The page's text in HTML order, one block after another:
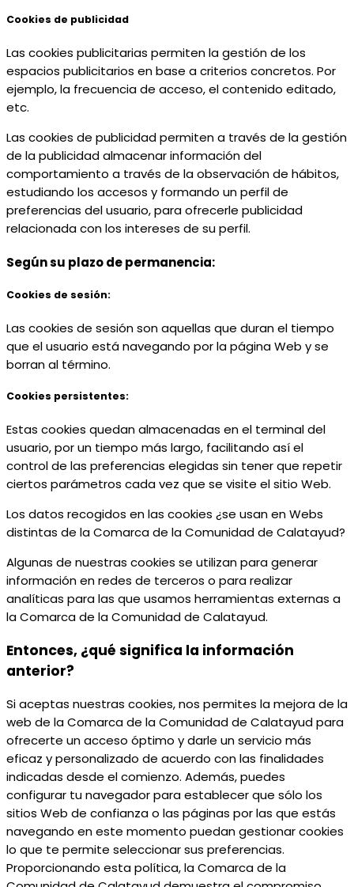
Cookies de publicidad
Las cookies publicitarias permiten la gestión de los
espacios publicitarios en base a criterios concretos. Por
ejemplo, la frecuencia de acceso, el contenido editado,
etc.
Las cookies de publicidad permiten a través de la gestión
de la publicidad almacenar información del
comportamiento a través de la observación de hábitos,
estudiando los accesos y formando un perfil de
preferencias del usuario, para ofrecerle publicidad
relacionada con los intereses de su perfil.
Según su plazo de permanencia:
Cookies de sesión:
Las cookies de sesión son aquellas que duran el tiempo
que el usuario está navegando por la página Web y se
borran al término.
Cookies persistentes:
Estas cookies quedan almacenadas en el terminal del
usuario, por un tiempo más largo, facilitando así el
control de las preferencias elegidas sin tener que repetir
ciertos parámetros cada vez que se visite el sitio Web.
Los datos recogidos en las cookies ¿se usan en Webs
distintas de la Comarca de la Comunidad de Calatayud?
Algunas de nuestras cookies se utilizan para generar
información en redes de terceros o para realizar
analíticas para las que usamos herramientas externas a
la Comarca de la Comunidad de Calatayud.
Entonces, ¿qué significa la información
anterior?
Si aceptas nuestras cookies, nos permites la mejora de la
web de la Comarca de la Comunidad de Calatayud para
ofrecerte un acceso óptimo y darle un servicio más
eficaz y personalizado de acuerdo con las finalidades
indicadas desde el comienzo. Además, puedes
configurar tu navegador para establecer que sólo los
sitios Web de confianza o las páginas por las que estás
navegando en este momento puedan gestionar cookies
lo que te permite seleccionar sus preferencias.
Proporcionando esta política, la Comarca de la